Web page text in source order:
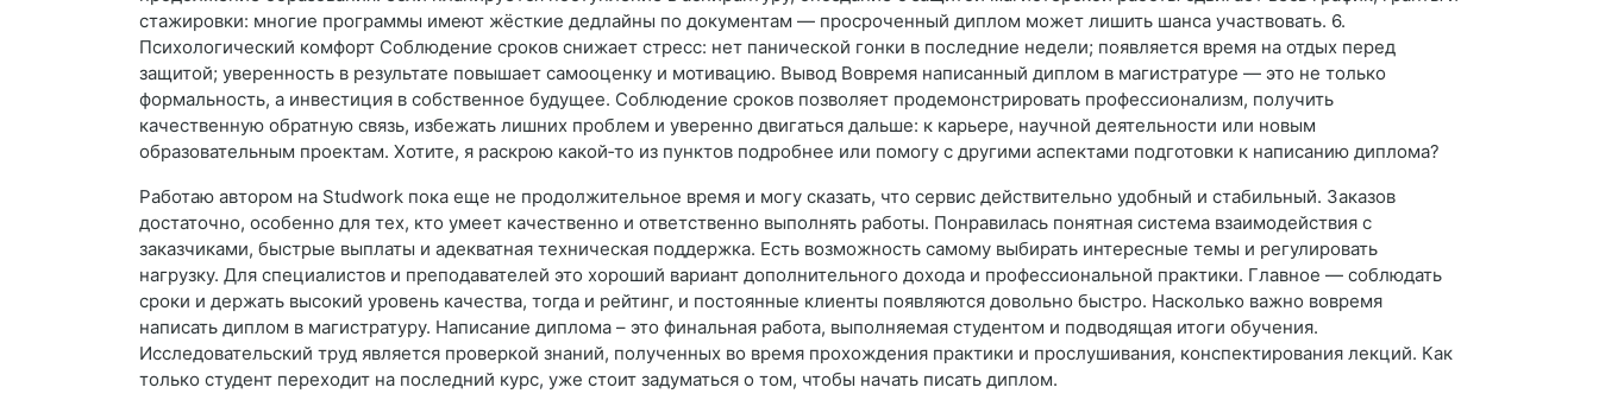
стажировки: многие программы имеют жёсткие дедлайны по документам — просроченный диплом может лишить шанса участвовать. 6.
Психологический комфорт Соблюдение сроков снижает стресс: нет панической гонки в последние недели; появляется время на отдых перед
защитой; уверенность в результате повышает самооценку и мотивацию. Вывод Вовремя написанный диплом в магистратуре — это не только
формальность, а инвестиция в собственное будущее. Соблюдение сроков позволяет продемонстрировать профессионализм, получить
качественную обратную связь, избежать лишних проблем и уверенно двигаться дальше: к карьере, научной деятельности или новым
образовательным проектам. Хотите, я раскрою какой‑то из пунктов подробнее или помогу с другими аспектами подготовки к написанию диплома?
Работаю автором на Studwork пока еще не продолжительное время и могу сказать, что сервис действительно удобный и стабильный. Заказов
достаточно, особенно для тех, кто умеет качественно и ответственно выполнять работы. Понравилась понятная система взаимодействия с
заказчиками, быстрые выплаты и адекватная техническая поддержка. Есть возможность самому выбирать интересные темы и регулировать
нагрузку. Для специалистов и преподавателей это хороший вариант дополнительного дохода и профессиональной практики. Главное — соблюдать
сроки и держать высокий уровень качества, тогда и рейтинг, и постоянные клиенты появляются довольно быстро. Насколько важно вовремя
написать диплом в магистратуру. Написание диплома – это финальная работа, выполняемая студентом и подводящая итоги обучения.
Исследовательский труд является проверкой знаний, полученных во время прохождения практики и прослушивания, конспектирования лекций. Как
только студент переходит на последний курс, уже стоит задуматься о том, чтобы начать писать диплом.